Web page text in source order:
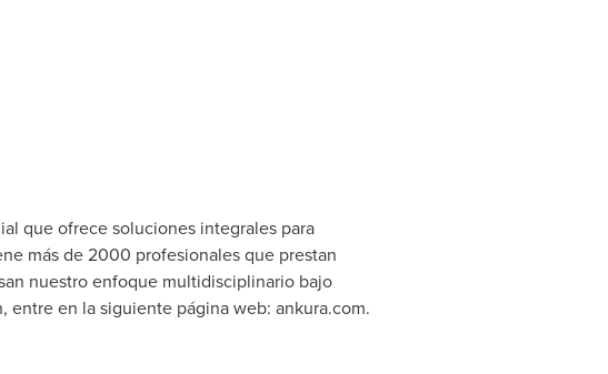
que ofrece soluciones integrales para
más de 2000 profesionales que prestan
nuestro enfoque multidisciplinario bajo
entre en la siguiente página web: ankura.com.